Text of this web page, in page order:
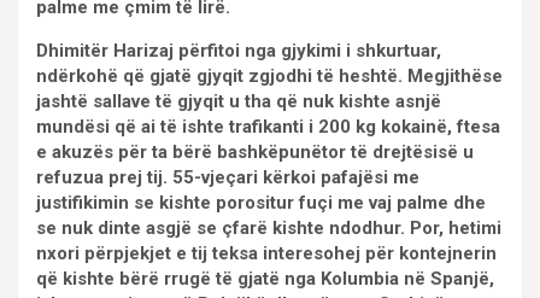
palme me çmim të lirë.
Dhimitër Harizaj përfitoi nga gjykimi i shkurtuar,
ndërkohë që gjatë gjyqit zgjodhi të heshtë. Megjithëse
jashtë sallave të gjyqit u tha që nuk kishte asnjë
mundësi që ai të ishte trafikanti i 200 kg kokainë, ftesa
e akuzës për ta bërë bashkëpunëtor të drejtësisë u
refuzua prej tij. 55-vjeçari kërkoi pafajësi me
justifikimin se kishte porositur fuçi me vaj palme dhe
se nuk dinte asgjë se çfarë kishte ndodhur. Por, hetimi
nxori përpjekjet e tij teksa interesohej për kontejnerin
që kishte bërë rrugë të gjatë nga Kolumbia në Spanjë,